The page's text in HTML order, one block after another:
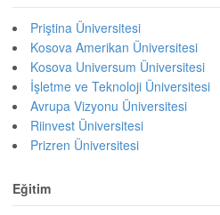
Priştina Üniversitesi
Kosova Amerikan Üniversitesi
Kosova Universum Üniversitesi
İşletme ve Teknoloji Üniversitesi
Avrupa Vizyonu Üniversitesi
Riinvest Üniversitesi
Prizren Üniversitesi
Eğitim